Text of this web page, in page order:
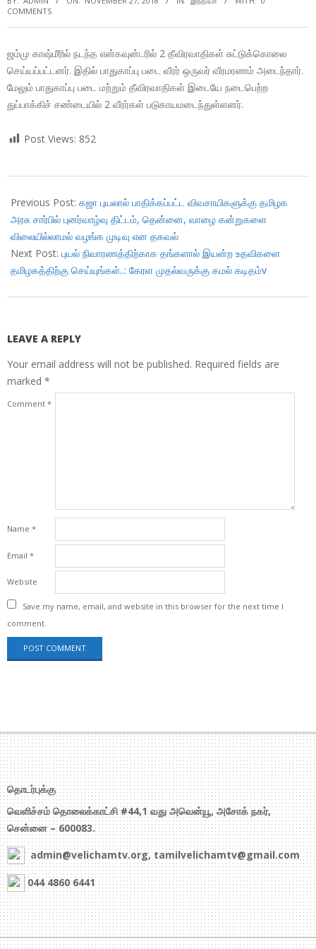
COMMENTS
ஜம்மு காஷ்மீரில் நடந்த என்கவுன்டரில் 2 தீவிரவாதிகள் சுட்டுக்கொலை
செய்யப்பட்டனர். இதில் பாதுகாப்பு படை வீரர் ஒருவர் வீரமரணம் அடைந்தார்.
மேலும் பாதுகாப்பு படை மற்றும் தீவிரவாதிகள் இடையே நடைபெற்ற
துப்பாக்கிச் சண்டையில் 2 வீரர்கள் படுகாயமடைந்துள்ளனர்.
Post Views: 852
11-
27
Previous Post: கஜா புயலால் பாதிக்கப்பட்ட விவசாயிகளுக்கு தமிழக
அரசு சார்பில் புனர்வாழ்வு திட்டம், தென்னை, வாழை கன்றுகளை
விலையில்லாமல் வழங்க முடிவு என தகவல்
Next Post: புயல் நிவாரணத்திற்காக தங்களால் இயன்ற உதவிகளை
தமிழகத்திற்கு செய்யுங்கள்..: கேரள முதல்வருக்கு கமல் கடிதம்v
LEAVE A REPLY
Your email address will not be published. Required fields are
marked *
Comment *
Name *
Email *
Website
Save my name, email, and website in this browser for the next time I
comment.
தொடர்புக்கு
வெளிச்சம் தொலைக்காட்சி #44,1 வது அவென்யூ, அசோக் நகர்,
சென்னை – 600083.
admin@velichamtv.org, tamilvelichamtv@gmail.com
044 4860 6441